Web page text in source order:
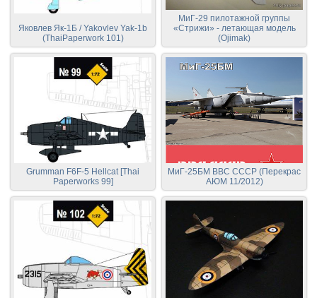
Яковлев Як-1Б / Yakovlev Yak-1b
(ThaiPaperwork 101)
МиГ-29 пилотажной группы
«Стрижи» - летающая модель
(Ojimak)
Grumman F6F-5 Hellcat [Thai
Paperworks 99]
МиГ-25БМ ВВС СССР (Перекрас
АЮМ 11/2012)